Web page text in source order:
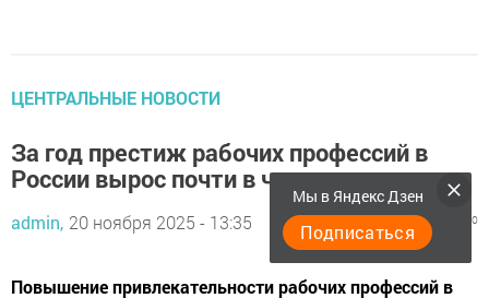
ЦЕНТРАЛЬНЫЕ НОВОСТИ
За год престиж рабочих профессий в
России вырос почти в четыре раза
admin, 20 ноября 2025 - 13:35 92 0
Повышение привлекательности рабочих профессий в
Мы в Яндекс Дзен
Подписаться